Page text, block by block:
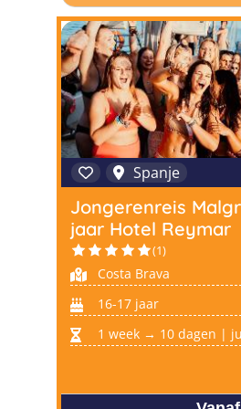
Spanje
Jongerenreis
jaar Hotel Reymar
(1)
Costa Brava
16-17 jaar
1 week → 10 dagen |